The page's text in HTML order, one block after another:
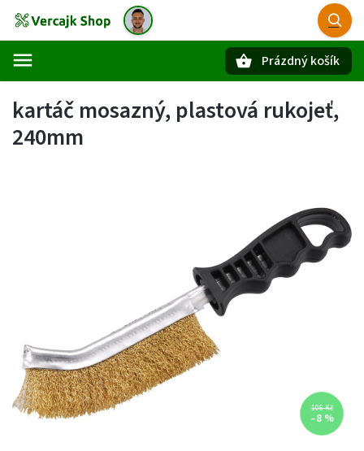
Prázdný košík
kartáč mosazný, plastová rukojeť,
240mm
106 Kč
–8 %